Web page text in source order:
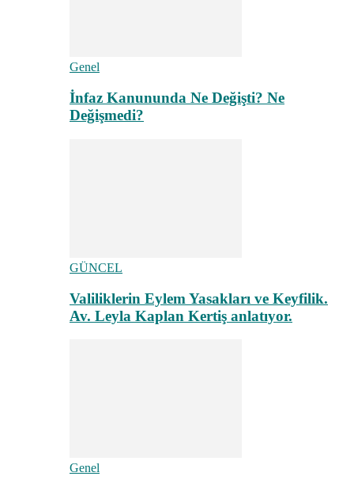
Genel
İnfaz Kanununda Ne Değişti? Ne
Değişmedi?
GÜNCEL
Valiliklerin Eylem Yasakları ve Keyfilik.
Av. Leyla Kaplan Kertiş anlatıyor.
Genel